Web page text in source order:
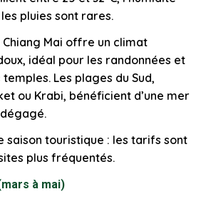
pluies sont rares.
Mai offre un climat
idéal pour les randonnées et
Les plages du Sud,
ou Krabi, bénéficient d’une mer
saison touristique : les tarifs sont
plus fréquentés.
à mai)